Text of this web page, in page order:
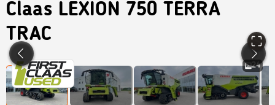
Claas LEXION 750 TERRA
TRAC
24